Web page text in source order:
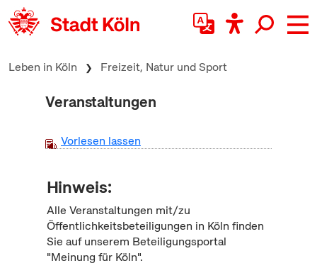
zum Inhalt springen
Leben in Köln Freizeit, Natur und Sport
Veranstaltungen
Vorlesen lassen
Hinweis:
Alle Veranstaltungen mit/zu
Öffentlichkeitsbeteiligungen in Köln finden
Sie auf unserem Beteiligungsportal
"Meinung für Köln".